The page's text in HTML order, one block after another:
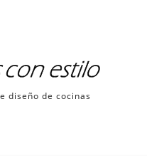
diseño de cocinas